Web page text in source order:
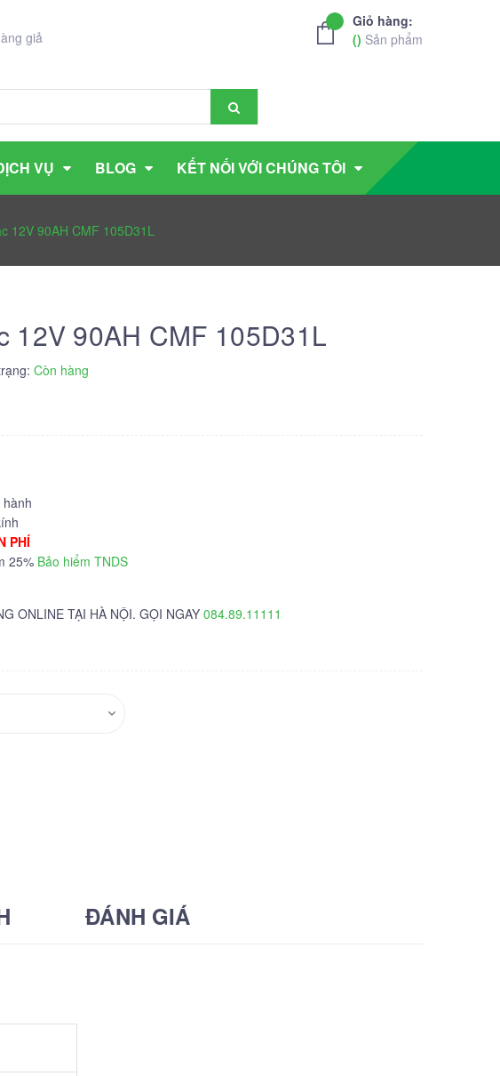
giả
Giỏ hàng:
() Sản phẩm
VỤ BLOG KẾT NỐI VỚI CHÚNG TÔI
12V 90AH CMF 105D31L
12V 90AH CMF 105D31L
Còn hàng
PHÍ
25% Bảo hiểm TNDS
ONLINE TẠI HÀ NỘI. GỌI NGAY 084.89.11111
ĐÁNH GIÁ